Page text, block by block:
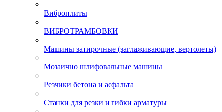
Виброплиты
ВИБРОТРАМБОВКИ
Машины затирочные (заглаживающие, вертолеты)
Мозаично шлифовальные машины
Резчики бетона и асфальта
Станки для резки и гибки арматуры